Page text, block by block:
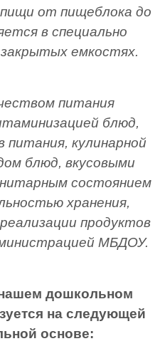
от пищеблока до
в специально
емкостях.
питания
блюд,
питания, кулинарной
блюд, вкусовыми
состоянием
хранения,
продуктов
МБДОУ.
дошкольном
на следующей
основе: